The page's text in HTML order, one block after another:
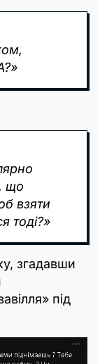
що
взяти
тоді?»
згадавши
під